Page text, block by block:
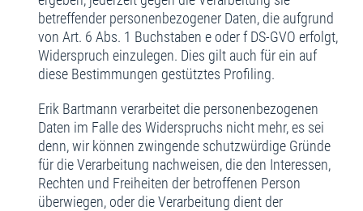
betreffender personenbezogener Daten, die aufgrund
von Art. 6 Abs. 1 Buchstaben e oder f DS-GVO erfolgt,
Widerspruch einzulegen. Dies gilt auch für ein auf
diese Bestimmungen gestütztes Profiling.
Erik Bartmann verarbeitet die personenbezogenen
Daten im Falle des Widerspruchs nicht mehr, es sei
denn, wir können zwingende schutzwürdige Gründe
für die Verarbeitung nachweisen, die den Interessen,
Rechten und Freiheiten der betroffenen Person
überwiegen, oder die Verarbeitung dient der